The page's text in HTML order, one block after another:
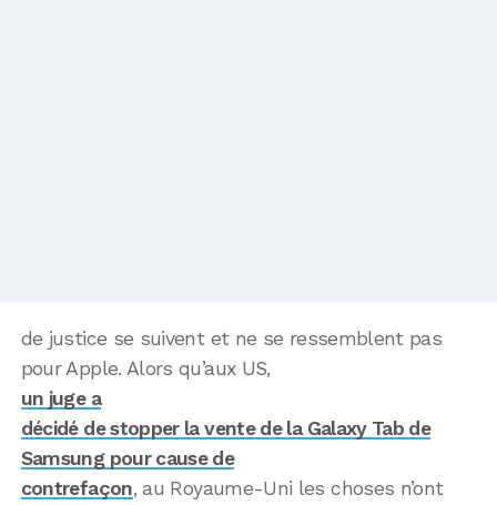
de justice se suivent et ne se ressemblent pas
pour Apple. Alors qu’aux US,
un juge a
décidé de stopper la vente de la Galaxy Tab de
Samsung pour cause de
contrefaçon, au Royaume-Uni les choses n’ont